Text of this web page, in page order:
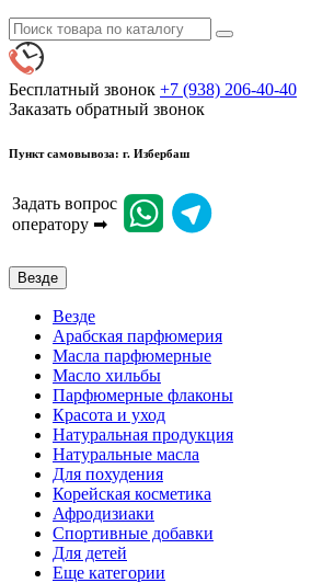
Бесплатный звонок +7 (938) 206-40-40
Заказать обратный звонок
Пункт самовывоза: г. Избербаш
Задать вопрос
оператору ➡
Везде
Везде
Арабская парфюмерия
Масла парфюмерные
Масло хильбы
Парфюмерные флаконы
Красота и уход
Натуральная продукция
Натуральные масла
Для похудения
Корейская косметика
Афродизиаки
Спортивные добавки
Для детей
Еще категории